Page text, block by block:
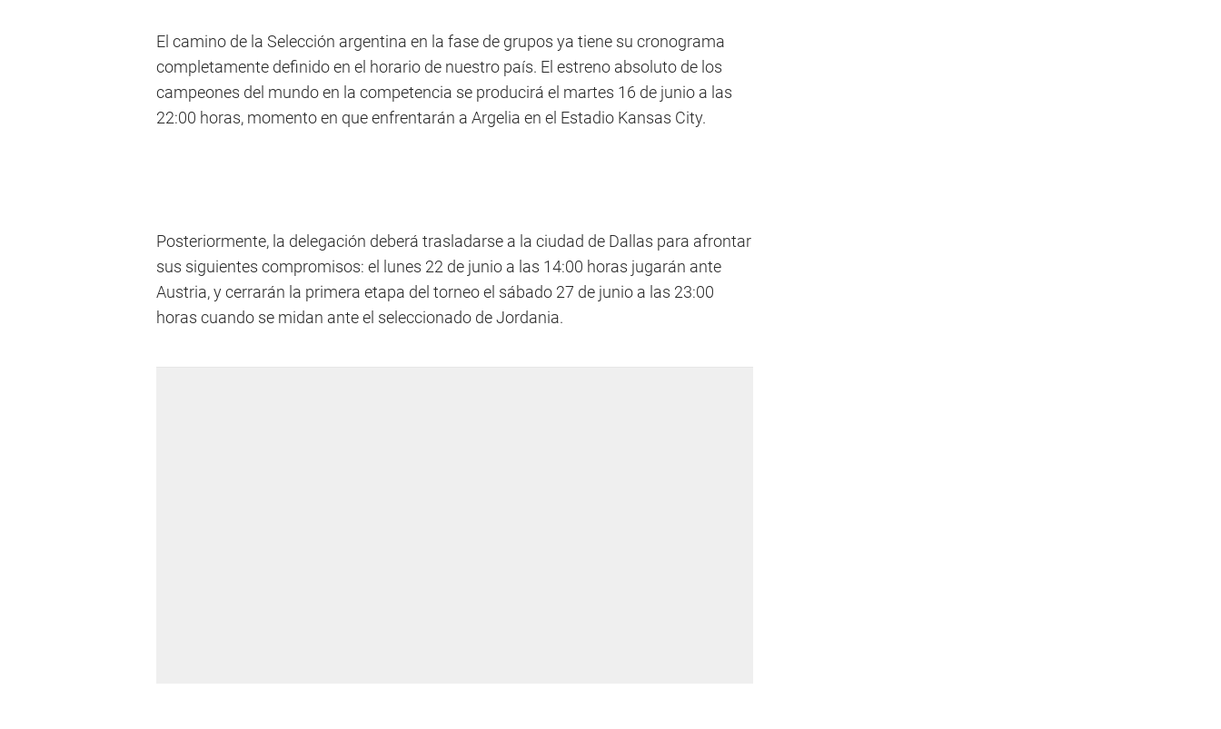
El camino de la Selección argentina en la fase de grupos ya tiene su cronograma
completamente definido en el horario de nuestro país. El estreno absoluto de los
campeones del mundo en la competencia se producirá el martes 16 de junio a las
22:00 horas, momento en que enfrentarán a Argelia en el Estadio Kansas City.
Posteriormente, la delegación deberá trasladarse a la ciudad de Dallas para afrontar
sus siguientes compromisos: el lunes 22 de junio a las 14:00 horas jugarán ante
Austria, y cerrarán la primera etapa del torneo el sábado 27 de junio a las 23:00
horas cuando se midan ante el seleccionado de Jordania.